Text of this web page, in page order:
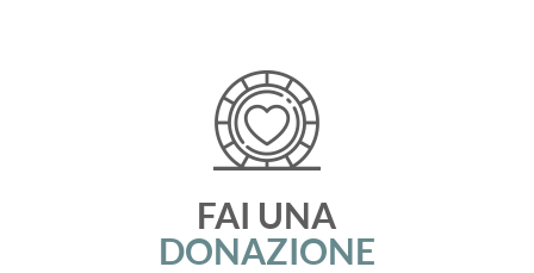
FAI UNA
DONAZIONE